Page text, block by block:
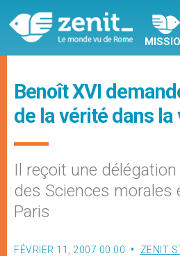
Benoît XVI
de la vérité dans
Il reçoit une délégation
des Sciences morales
Paris
FÉVRIER 11, 2007 00:00 ZENIT